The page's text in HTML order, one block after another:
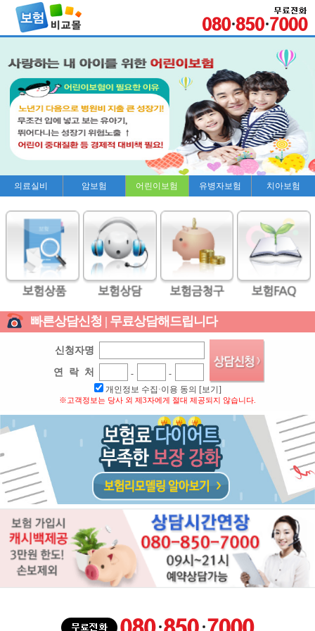
의료실비 암보험 어린이보험 유병자보험 치아보험
빠른상담신청 | 무료상담해드립니다
신청자명
연 락 처 -
-
개인정보 수집·이용 동의 [보기]
※고객정보는 당사 외 제3자에게 절대 제공되지 않습니다.